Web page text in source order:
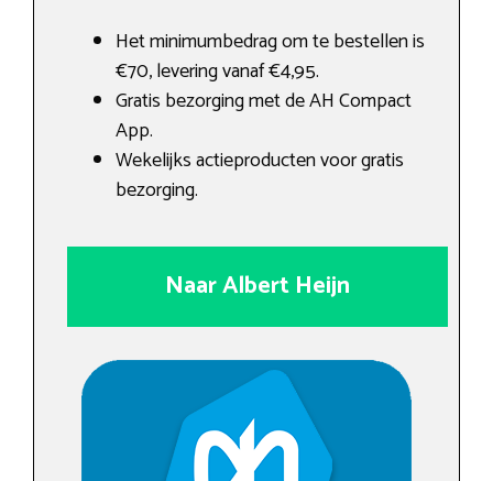
Het minimumbedrag om te bestellen is
€70, levering vanaf €4,95.
Gratis bezorging met de AH Compact
App.
Wekelijks actieproducten voor gratis
bezorging.
Naar Albert Heijn